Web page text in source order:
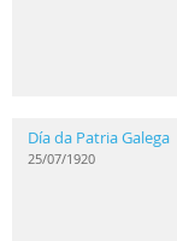
Día da Patria Galega
25/07/1920